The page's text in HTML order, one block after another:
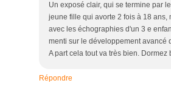
Un exposé clair, qui se termine par
jeune fille qui avorte 2 fois à 18 ans,
avec les échographies d'un 3 e
menti sur le développement avancé
A part cela tout va très bien. Dormez
Répondre